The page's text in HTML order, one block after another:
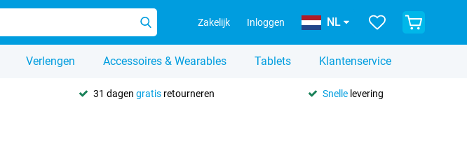
Zakelijk Inloggen NL
Verlengen Accessoires & Wearables Tablets Klantenservice
31 dagen gratisretourneren Snellelevering